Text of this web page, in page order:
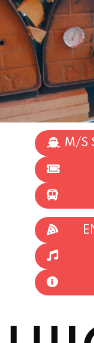
M/S